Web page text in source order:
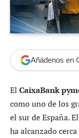
Añádenos en
El CaixaBank
como uno de los
el sur de España. El
ha alcanzado